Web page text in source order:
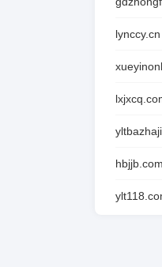
lynccy.cn
hbjjb.com